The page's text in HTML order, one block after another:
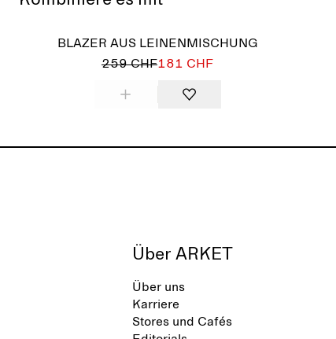
BLAZER AUS LEINENMISCHUNG
259 CHF181 CHF
Über ARKET
Über uns
Karriere
Stores und Cafés